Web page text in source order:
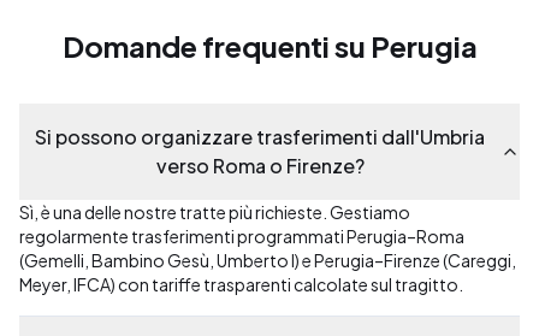
Domande frequenti su Perugia
Si possono organizzare trasferimenti dall'Umbria
verso Roma o Firenze?
Sì, è una delle nostre tratte più richieste. Gestiamo
regolarmente trasferimenti programmati Perugia–Roma
(Gemelli, Bambino Gesù, Umberto I) e Perugia–Firenze (Careggi,
Meyer, IFCA) con tariffe trasparenti calcolate sul tragitto.